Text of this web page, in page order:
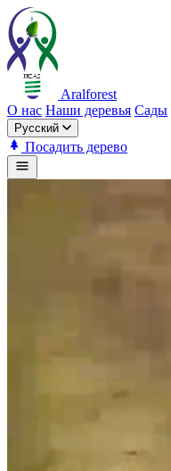
Aralforest
О нас Наши деревья Сады
Русский
Посадить дерево